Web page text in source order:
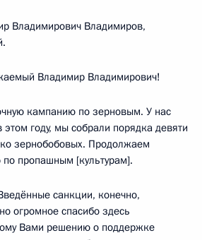
Владимирович Владимиров,
Владимир Владимирович!
кампанию по зерновым. У нас
этом году, мы собрали порядка девяти
зернобобовых. Продолжаем
пропашным [культурам].
санкции, конечно,
огромное спасибо здесь
Вами решению о поддержке